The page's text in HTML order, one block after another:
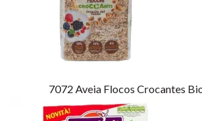
7072 Aveia Flocos Crocantes